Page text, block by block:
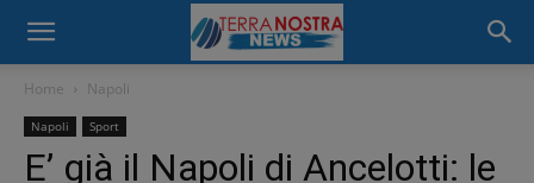
Home Napoli
Napoli Sport
E’ già il Napoli di Ancelotti: le